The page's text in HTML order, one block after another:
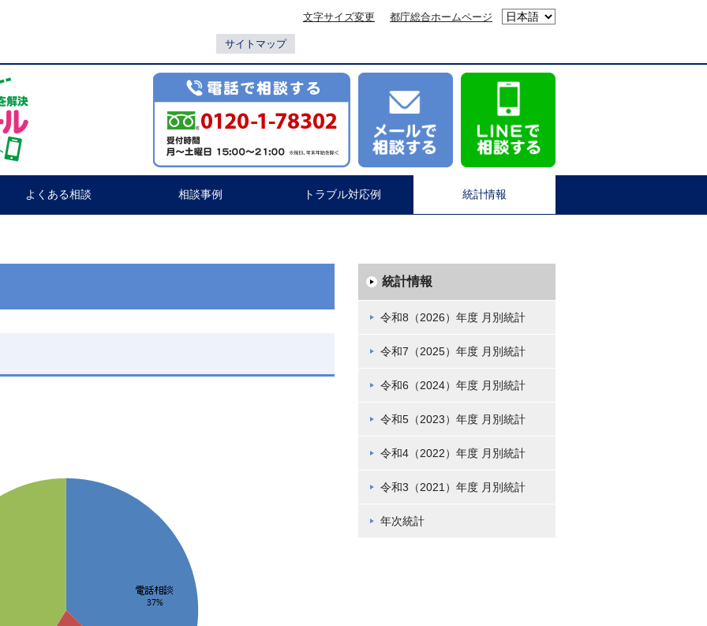
文字サイズ変更 都庁総合ホームページ
サイトマップ
よくある相談 相談事例 トラブル対応例 統計情報
統計情報
令和8（2026）年度 月別統計
令和7（2025）年度 月別統計
令和6（2024）年度 月別統計
令和5（2023）年度 月別統計
令和4（2022）年度 月別統計
令和3（2021）年度 月別統計
年次統計